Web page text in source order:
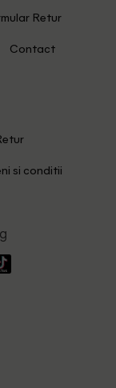
Retur
Contact
si conditii